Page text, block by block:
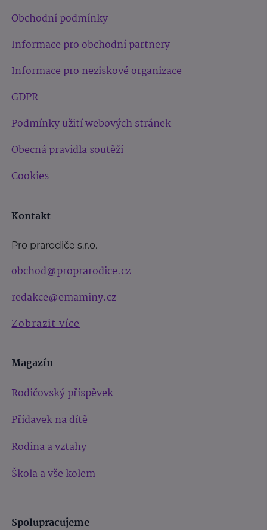
Obchodní podmínky
Informace pro obchodní partnery
Informace pro neziskové organizace
GDPR
Podmínky užití webových stránek
Obecná pravidla soutěží
Cookies
Kontakt
Pro prarodiče s.r.o.
obchod@proprarodice.cz
redakce@emaminy.cz
Zobrazit více
Magazín
Rodičovský příspěvek
Přídavek na dítě
Rodina a vztahy
Škola a vše kolem
Spolupracujeme